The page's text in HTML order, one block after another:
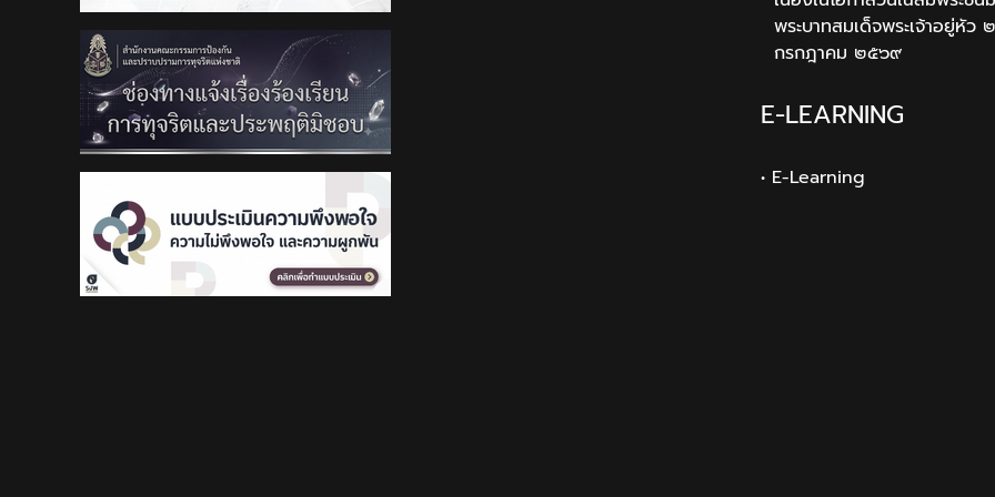
พระบาทสมเด็จพระเจ้าอยู่หัว
กรกฎาคม ๒๕๖๙
E-LEARNING
• E-Learning